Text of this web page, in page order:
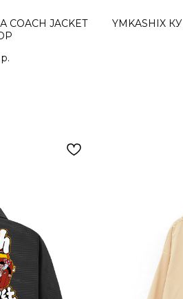
JACKET
р.
YMKASHIX